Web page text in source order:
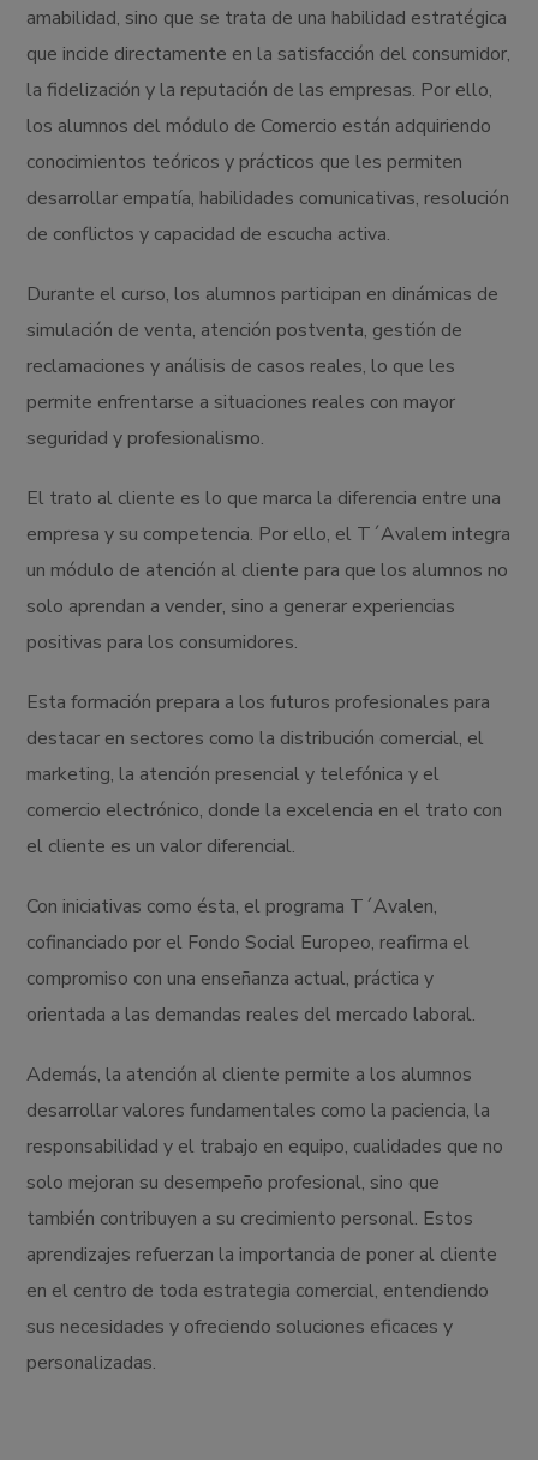
amabilidad, sino que se trata de una habilidad estratégica
que incide directamente en la satisfacción del consumidor,
la fidelización y la reputación de las empresas. Por ello,
los alumnos del módulo de Comercio están adquiriendo
conocimientos teóricos y prácticos que les permiten
desarrollar empatía, habilidades comunicativas, resolución
de conflictos y capacidad de escucha activa.
Durante el curso, los alumnos participan en dinámicas de
simulación de venta, atención postventa, gestión de
reclamaciones y análisis de casos reales, lo que les
permite enfrentarse a situaciones reales con mayor
seguridad y profesionalismo.
El trato al cliente es lo que marca la diferencia entre una
empresa y su competencia. Por ello, el T´Avalem integra
un módulo de atención al cliente para que los alumnos no
solo aprendan a vender, sino a generar experiencias
positivas para los consumidores.
Esta formación prepara a los futuros profesionales para
destacar en sectores como la distribución comercial, el
marketing, la atención presencial y telefónica y el
comercio electrónico, donde la excelencia en el trato con
el cliente es un valor diferencial.
Con iniciativas como ésta, el programa T´Avalen,
cofinanciado por el Fondo Social Europeo, reafirma el
compromiso con una enseñanza actual, práctica y
orientada a las demandas reales del mercado laboral.
Además, la atención al cliente permite a los alumnos
desarrollar valores fundamentales como la paciencia, la
responsabilidad y el trabajo en equipo, cualidades que no
solo mejoran su desempeño profesional, sino que
también contribuyen a su crecimiento personal. Estos
aprendizajes refuerzan la importancia de poner al cliente
en el centro de toda estrategia comercial, entendiendo
sus necesidades y ofreciendo soluciones eficaces y
personalizadas.